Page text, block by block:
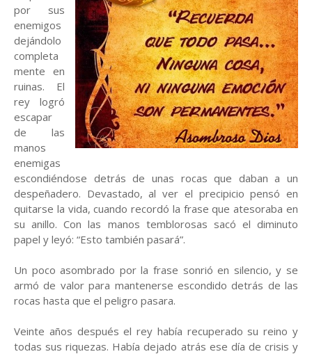
por sus
enemigos
dejándolo
completa
mente en
ruinas. El
rey logró
escapar
de las
manos
enemigas
escondiéndose detrás de unas rocas que daban a un
despeñadero. Devastado, al ver el precipicio pensó en
quitarse la vida, cuando recordó la frase que atesoraba en
su anillo. Con las manos temblorosas sacó el diminuto
papel y leyó: “Esto también pasará”.
Un poco asombrado por la frase sonrió en silencio, y se
armó de valor para mantenerse escondido detrás de las
rocas hasta que el peligro pasara.
Veinte años después el rey había recuperado su reino y
todas sus riquezas. Había dejado atrás ese día de crisis y